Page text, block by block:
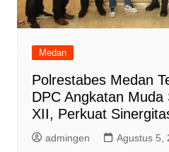
Medan
Polrestabes Medan
DPC Angkatan Muda
XII, Perkuat
admingen Agustus 5,